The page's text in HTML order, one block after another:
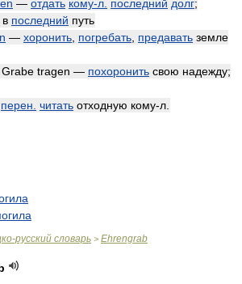
— отдать кому-л. последний долг;
в последний путь
— хоронить погребать предавать земле
Grabe tragen — похоронить свою надежду;
перен. читать отходную кому-л.
русский словарь > Ehrengrab